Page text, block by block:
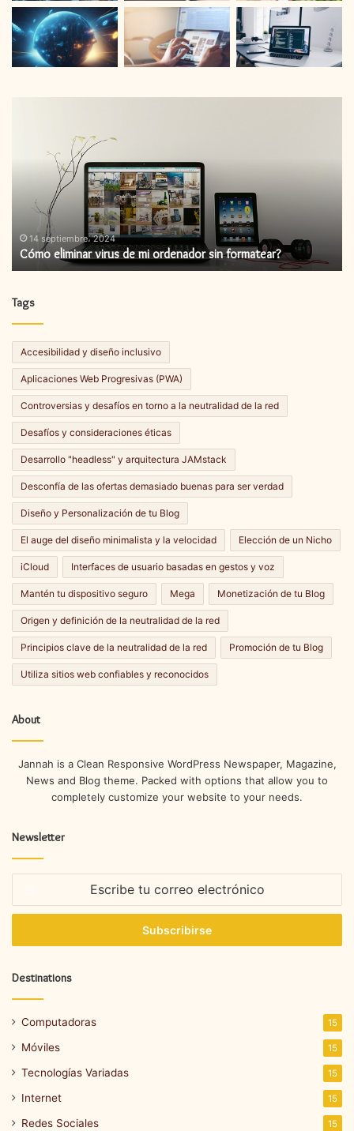
ordenador
formatear?
14 septiembre، 2024
Cómo eliminar virus de mi ordenador sin formatear?
Tags
Accesibilidad y diseño inclusivo
Aplicaciones Web Progresivas (PWA)
Controversias y desafíos en torno a la neutralidad de la red
Desafíos y consideraciones éticas
Desarrollo "headless" y arquitectura JAMstack
Desconfía de las ofertas demasiado buenas para ser verdad
Diseño y Personalización de tu Blog
El auge del diseño minimalista y la velocidad Elección de un Nicho
iCloud Interfaces de usuario basadas en gestos y voz
Mantén tu dispositivo seguro Mega Monetización de tu Blog
Origen y definición de la neutralidad de la red
Principios clave de la neutralidad de la red Promoción de tu Blog
Utiliza sitios web confiables y reconocidos
About
Jannah is a Clean Responsive WordPress Newspaper, Magazine,
News and Blog theme. Packed with options that allow you to
completely customize your website to your needs.
Newsletter
correo
Destinations
Computadoras 15
Móviles 15
Tecnologías Variadas 15
Internet 15
Redes Sociales 15